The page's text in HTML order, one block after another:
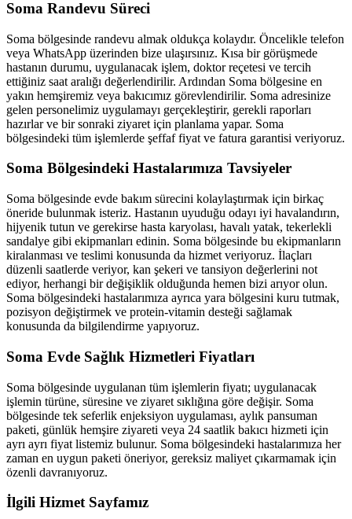
Soma Randevu Süreci
Soma bölgesinde randevu almak oldukça kolaydır. Öncelikle telefon
veya WhatsApp üzerinden bize ulaşırsınız. Kısa bir görüşmede
hastanın durumu, uygulanacak işlem, doktor reçetesi ve tercih
ettiğiniz saat aralığı değerlendirilir. Ardından Soma bölgesine en
yakın hemşiremiz veya bakıcımız görevlendirilir. Soma adresinize
gelen personelimiz uygulamayı gerçekleştirir, gerekli raporları
hazırlar ve bir sonraki ziyaret için planlama yapar. Soma
bölgesindeki tüm işlemlerde şeffaf fiyat ve fatura garantisi veriyoruz.
Soma Bölgesindeki Hastalarımıza Tavsiyeler
Soma bölgesinde evde bakım sürecini kolaylaştırmak için birkaç
öneride bulunmak isteriz. Hastanın uyuduğu odayı iyi havalandırın,
hijyenik tutun ve gerekirse hasta karyolası, havalı yatak, tekerlekli
sandalye gibi ekipmanları edinin. Soma bölgesinde bu ekipmanların
kiralanması ve teslimi konusunda da hizmet veriyoruz. İlaçları
düzenli saatlerde veriyor, kan şekeri ve tansiyon değerlerini not
ediyor, herhangi bir değişiklik olduğunda hemen bizi arıyor olun.
Soma bölgesindeki hastalarımıza ayrıca yara bölgesini kuru tutmak,
pozisyon değiştirmek ve protein-vitamin desteği sağlamak
konusunda da bilgilendirme yapıyoruz.
Soma Evde Sağlık Hizmetleri Fiyatları
Soma bölgesinde uygulanan tüm işlemlerin fiyatı; uygulanacak
işlemin türüne, süresine ve ziyaret sıklığına göre değişir. Soma
bölgesinde tek seferlik enjeksiyon uygulaması, aylık pansuman
paketi, günlük hemşire ziyareti veya 24 saatlik bakıcı hizmeti için
ayrı ayrı fiyat listemiz bulunur. Soma bölgesindeki hastalarımıza her
zaman en uygun paketi öneriyor, gereksiz maliyet çıkarmamak için
özenli davranıyoruz.
İlgili Hizmet Sayfamız